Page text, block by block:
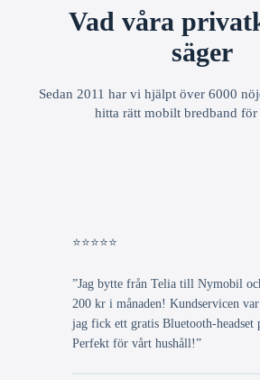
Vad våra
säger
Sedan 2011 har vi hjälpt över 6000
hitta rätt mobilt bredband för
⭐⭐⭐⭐⭐
”Jag bytte från Telia till Nymobil
200 kr i månaden! Kundservicen
jag fick ett gratis Bluetooth-headset
Perfekt för vårt hushåll!”